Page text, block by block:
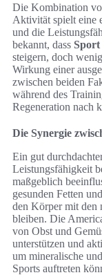
Die Kombination
Aktivität spielt eine
und die
bekannt, dass Sport
steigern, doch
Wirkung einer
zwischen beiden
während des
Regeneration nach
Die Synergie
Ein gut
Leistungsfähigkeit
maßgeblich
gesunden Fetten
den Körper mit den
bleiben. Die
von Obst und
unterstützen und
um mineralische
Sports auftreten